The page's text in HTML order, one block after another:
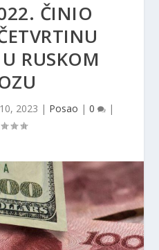
ČINIO
RUSKOM
2023 | Posao | 0 |